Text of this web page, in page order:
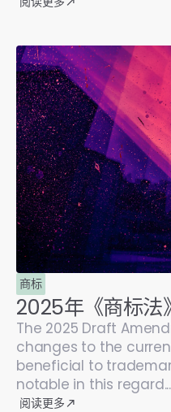
商标
2025年《商标法
The 2025 Draft
changes to the
beneficial to
notable in this regard...
阅读更多